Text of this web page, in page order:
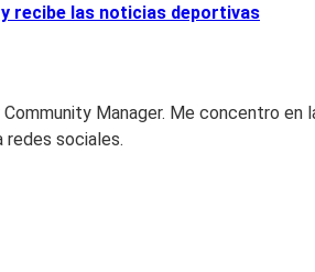
recibe las noticias deportivas
Manager. Me concentro en
redes sociales.